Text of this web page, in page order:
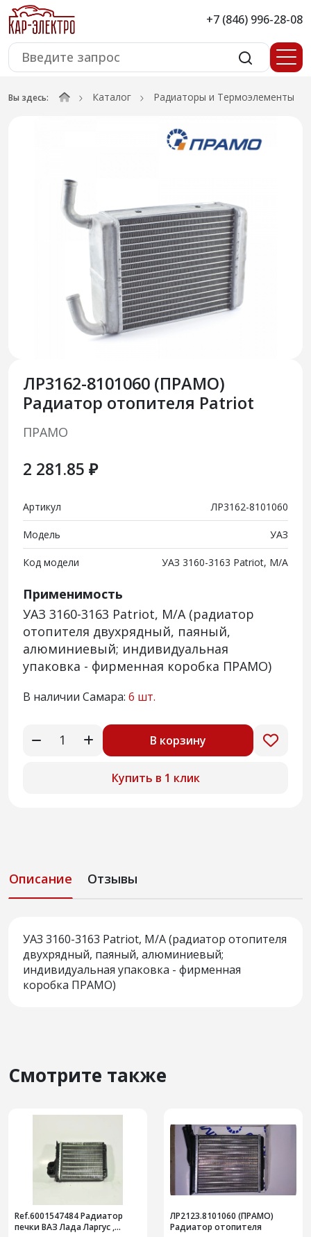
+7 (846) 996-28-08
Вы здесь: Каталог Радиаторы и Термоэлементы
ЛР3162-8101060 (ПРАМО)
Радиатор отопителя Patriot
ПРАМО
2 281.85 ₽
Артикул ЛР3162-8101060
Модель УАЗ
Код модели УАЗ 3160-3163 Patriot, М/А
Применимость
УАЗ 3160-3163 Patriot, М/А (радиатор
отопителя двухрядный, паяный,
алюминиевый; индивидуальная
упаковка - фирменная коробка ПРАМО)
В наличии Самара: 6 шт.
В корзину
Купить в 1 клик
Описание Отзывы
УАЗ 3160-3163 Patriot, М/А (радиатор отопителя
двухрядный, паяный, алюминиевый;
индивидуальная упаковка - фирменная
коробка ПРАМО)
Смотрите также
Ref.6001547484 Радиатор
печки ВАЗ Лада Ларгус ,
ЛР2123.8101060 (ПРАМО)
Радиатор отопителя